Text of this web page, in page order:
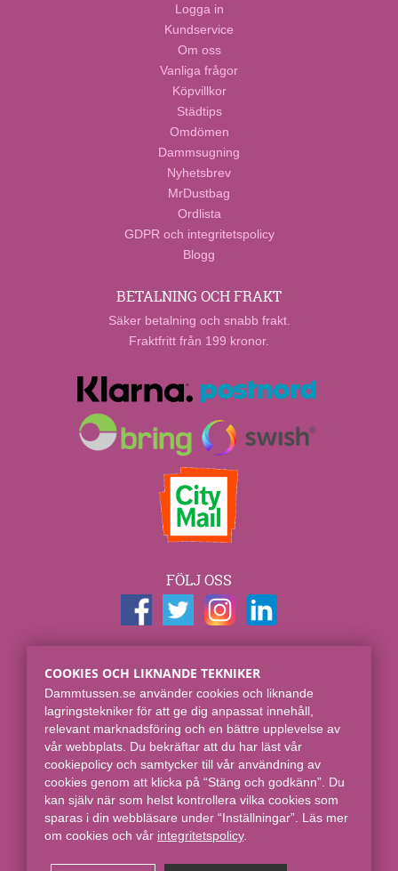
Logga in
Kundservice
Om oss
Vanliga frågor
Köpvillkor
Städtips
Omdömen
Dammsugning
Nyhetsbrev
MrDustbag
Ordlista
GDPR och integritetspolicy
Blogg
BETALNING OCH FRAKT
Säker betalning och snabb frakt.
Fraktfritt från 199 kronor.
FÖLJ OSS
Spjut E-commerce Group AB
Skaraborgsgatan 7
118 46 Stockholm
Online sedan 2008.
COOKIES OCH LIKNANDE TEKNIKER
Dammtussen.se använder cookies och liknande
lagringstekniker för att ge dig anpassat innehåll,
relevant marknadsföring och en bättre upplevelse av
vår webbplats. Du bekräftar att du har läst vår
cookiepolicy och samtycker till vår användning av
cookies genom att klicka på “Stäng och godkänn”. Du
kan själv när som helst kontrollera vilka cookies som
sparas i din webbläsare under “Inställningar”. Läs mer
om cookies och vår integritetspolicy​.